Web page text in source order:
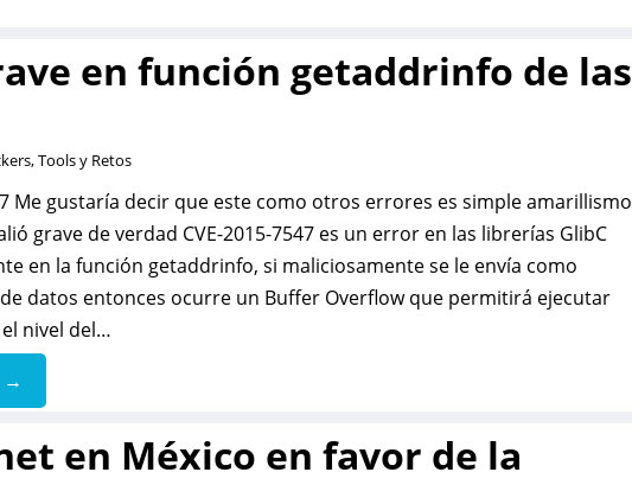
en función getaddrinfo de las
Tools y Retos
Me gustaría decir que este como otros errores es simple amarillismo
grave de verdad CVE-2015-7547 es un error en las librerías GlibC
en la función getaddrinfo, si maliciosamente se le envía como
datos entonces ocurre un Buffer Overflow que permitirá ejecutar
nivel del…
→
en México en favor de la